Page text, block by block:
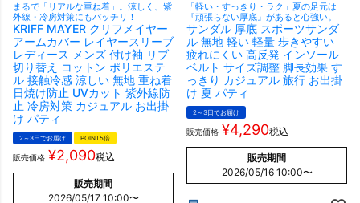
まるで「リアルな重ね着」。涼しく、紫
外線・冷房対策にもバッチリ！
KRIFF MAYER クリフメイヤー
アームカバー レイヤースリーブ
レディース メンズ 付け袖 リブ
切り替え コットン ポリエステ
ル 接触冷感 涼しい 無地 重ね着
日焼け防止 UVカット 紫外線防
止 冷房対策 カジュアル お出掛
け パティ
2～3日でお届け POINT5倍
販売価格 ¥2,090税込
販売期間
2026/05/17 10:00〜
「軽い・すっきり・ラク」夏の足元は
『頑張らない厚底』があると心強い。
サンダル 厚底 スポーツサンダ
ル 無地 軽い 軽量 歩きやすい
疲れにくい 高反発 インソール
ベルト サイズ調整 脚長効果 す
っきり カジュアル 旅行 お出掛
け 夏 パティ
2～3日でお届け
販売価格 ¥4,290税込
販売期間
2026/05/16 10:00〜